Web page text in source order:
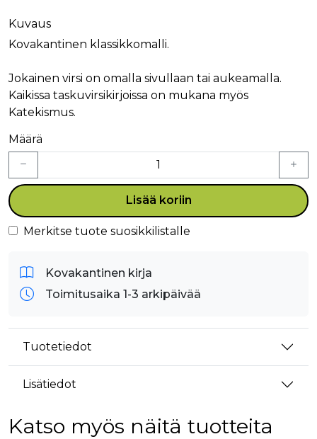
Kuvaus
Kovakantinen klassikkomalli.
Jokainen virsi on omalla sivullaan tai aukeamalla.
Kaikissa taskuvirsikirjoissa on mukana myös
Katekismus.
Määrä
Lisää koriin
Merkitse tuote suosikkilistalle
Kovakantinen kirja
Toimitusaika 1-3 arkipäivää
Tuotetiedot
Lisätiedot
Katso myös näitä tuotteita